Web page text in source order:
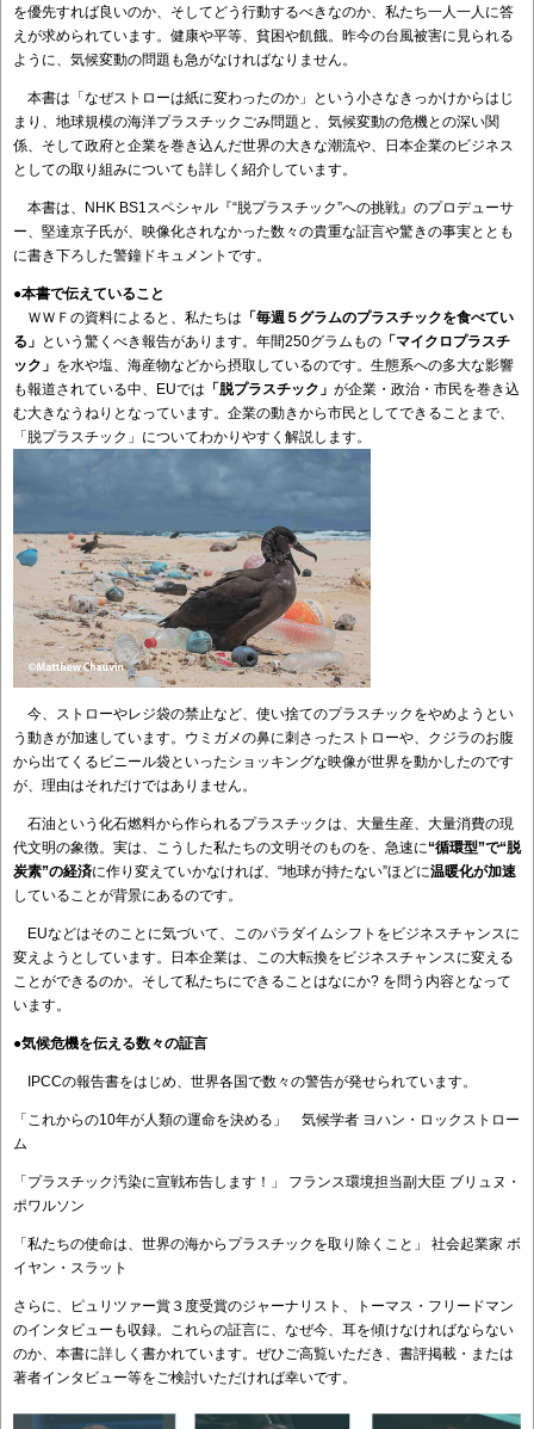
を優先すれば良いのか、そしてどう行動するべきなのか、私たち一人一人に答
えが求められています。健康や平等、貧困や飢餓。昨今の台風被害に見られる
ように、気候変動の問題も急がなければなりません。
本書は「なぜストローは紙に変わったのか」という小さなきっかけからはじ
まり、地球規模の海洋プラスチックごみ問題と、気候変動の危機との深い関
係、そして政府と企業を巻き込んだ世界の大きな潮流や、日本企業のビジネス
としての取り組みについても詳しく紹介しています。
本書は、NHK BS1スペシャル『“脱プラスチック”への挑戦』のプロデューサ
ー、堅達京子氏が、映像化されなかった数々の貴重な証言や驚きの事実ととも
に書き下ろした警鐘ドキュメントです。
●本書で伝えていること
ＷＷＦの資料によると、私たちは 「毎週５グラムのプラスチックを食べてい
る」 という驚くべき報告があります。年間250グラムもの 「マイクロプラスチ
ック」 を水や塩、海産物などから摂取しているのです。生態系への多大な影響
も報道されている中、EUでは 「脱プラスチック」 が企業・政治・市民を巻き込
む大きなうねりとなっています。企業の動きから市民としてできることまで、
「脱プラスチック」についてわかりやすく解説します。
今、ストローやレジ袋の禁止など、使い捨てのプラスチックをやめようとい
う動きが加速しています。ウミガメの鼻に刺さったストローや、クジラのお腹
から出てくるビニール袋といったショッキングな映像が世界を動かしたのです
が、理由はそれだけではありません。
石油という化石燃料から作られるプラスチックは、大量生産、大量消費の現
代文明の象徴。実は、こうした私たちの文明そのものを、急速に“循環型”で“脱
炭素”の経済に作り変えていかなければ、“地球が持たない”ほどに温暖化が加速
していることが背景にあるのです。
EUなどはそのことに気づいて、このパラダイムシフトをビジネスチャンスに
変えようとしています。日本企業は、この大転換をビジネスチャンスに変える
ことができるのか。そして私たちにできることはなにか? を問う内容となって
います。
●気候危機を伝える数々の証言
IPCCの報告書をはじめ、世界各国で数々の警告が発せられています。
「これからの10年が人類の運命を決める」 気候学者 ヨハン・ロックストロー
ム
「プラスチック汚染に宣戦布告します！」 フランス環境担当副大臣 ブリュヌ・
ポワルソン
「私たちの使命は、世界の海からプラスチックを取り除くこと」 社会起業家 ボ
イヤン・スラット
さらに、ピュリツァー賞３度受賞のジャーナリスト、トーマス・フリードマン
のインタビューも収録。これらの証言に、なぜ今、耳を傾けなければならない
のか、本書に詳しく書かれています。ぜひご高覧いただき、書評掲載・または
著者インタビュー等をご検討いただければ幸いです。